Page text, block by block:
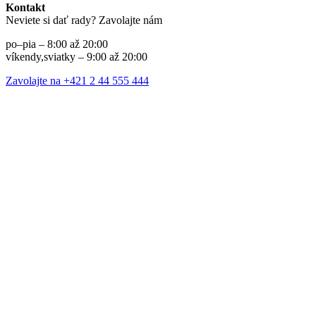
Kontakt
Neviete si dať rady? Zavolajte nám
po–pia – 8:00 až 20:00
víkendy,sviatky – 9:00 až 20:00
Zavolajte na +421 2 44 555 444